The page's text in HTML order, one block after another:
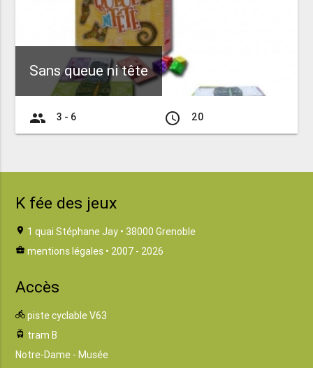
Sans queue ni tête
group 3 - 6 access_time 20
K fée des jeux
location_on 1 quai Stéphane Jay • 38000 Grenoble
business_center mentions légales • 2007 - 2026
Accès
directions_bike piste cyclable V63
tram tram B
Notre-Dame - Musée